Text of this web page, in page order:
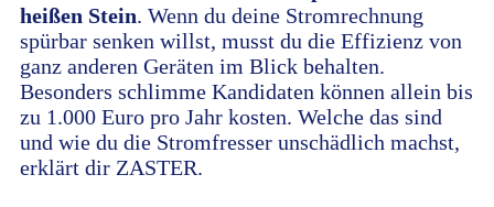
heißen Stein. Wenn du deine Stromrechnung
spürbar senken willst, musst du die Effizienz von
ganz anderen Geräten im Blick behalten.
Besonders schlimme Kandidaten können allein bis
zu 1.000 Euro pro Jahr kosten. Welche das sind
und wie du die Stromfresser unschädlich machst,
erklärt dir ZASTER.